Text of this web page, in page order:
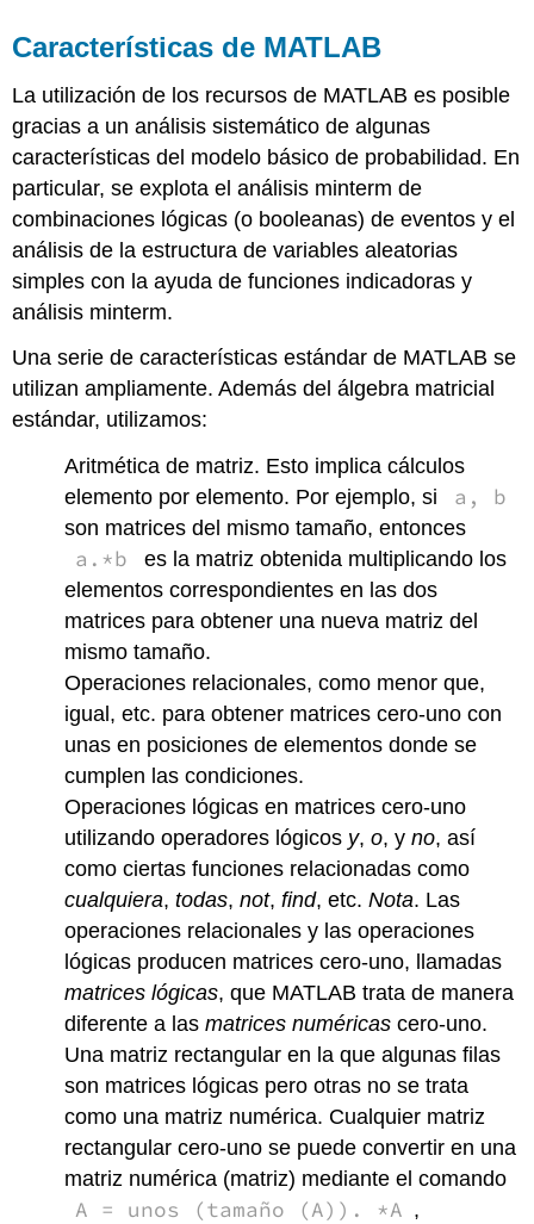
Poisson
y
Gaussianas
para
variables
aleatorias
para
variables
aleatorias
Configuración
para
variables
aleatorias
simples
independientes
Cálculos
para
variables
pruebas
para
variables
aleatorias
independientes
Funciones
cuantiles
para
distribuciones
delimitadas
Demanda
compuesta
Simulación
de
sistemas
Markov
Características de MATLAB
La utilización de los recursos de MATLAB es posible
gracias a un análisis sistemático de algunas
características del modelo básico de probabilidad. En
particular, se explota el análisis minterm de
combinaciones lógicas (o booleanas) de eventos y el
análisis de la estructura de variables aleatorias
simples con la ayuda de funciones indicadoras y
análisis minterm.
Una serie de características estándar de MATLAB se
utilizan ampliamente. Además del álgebra matricial
estándar, utilizamos:
Aritmética de matriz. Esto implica cálculos
elemento por elemento. Por ejemplo, si
a, b
son matrices del mismo tamaño, entonces
a.*b
es la matriz obtenida multiplicando los
elementos correspondientes en las dos
matrices para obtener una nueva matriz del
mismo tamaño.
Operaciones relacionales, como menor que,
igual, etc. para obtener matrices cero-uno con
unas en posiciones de elementos donde se
cumplen las condiciones.
Operaciones lógicas en matrices cero-uno
utilizando operadores lógicos y,o, yno, así
como ciertas funciones relacionadas como
cualquiera,todas,not,find, etc.Nota. Las
operaciones relacionales y las operaciones
lógicas producen matrices cero-uno, llamadas
matrices lógicas, que MATLAB trata de manera
diferente a lasmatrices numéricas cero-uno.
Una matriz rectangular en la que algunas filas
son matrices lógicas pero otras no se trata
como una matriz numérica. Cualquier matriz
rectangular cero-uno se puede convertir en una
matriz numérica (matriz) mediante el comando
A = unos (tamaño (A)). *A ,